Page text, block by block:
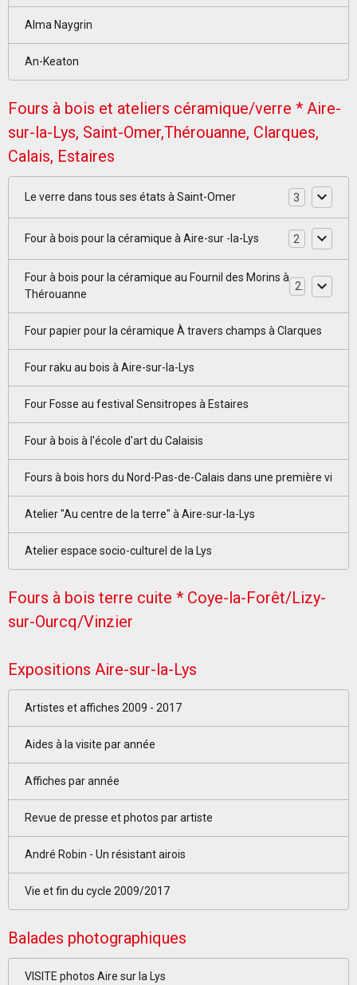
Alma Naygrin
An-Keaton
Fours à bois et ateliers céramique/verre * Aire-
sur-la-Lys, Saint-Omer,Thérouanne, Clarques,
Calais, Estaires
Le verre dans tous ses états à Saint-Omer 3
Four à bois pour la céramique à Aire-sur -la-Lys 2
Four à bois pour la céramique au Fournil des Morins à
Thérouanne
Four papier pour la céramique À travers champs à Clarques
Four raku au bois à Aire-sur-la-Lys
Four Fosse au festival Sensitropes à Estaires
Four à bois à l'école d'art du Calaisis
Fours à bois hors du Nord-Pas-de-Calais dans une première vi
Atelier "Au centre de la terre" à Aire-sur-la-Lys
Atelier espace socio-culturel de la Lys
Fours à bois terre cuite * Coye-la-Forêt/Lizy-
sur-Ourcq/Vinzier
Expositions Aire-sur-la-Lys
Artistes et affiches 2009 - 2017
Aides à la visite par année
Affiches par année
Revue de presse et photos par artiste
André Robin - Un résistant airois
Vie et fin du cycle 2009/2017
Balades photographiques
VISITE photos Aire sur la Lys